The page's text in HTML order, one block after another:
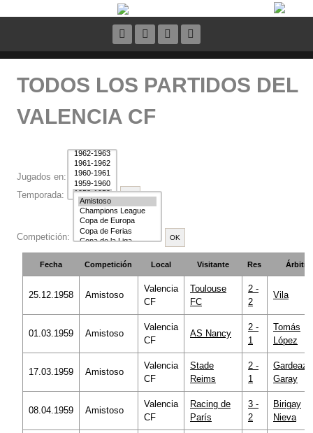
TODOS LOS PARTIDOS DEL
VALENCIA CF
Temporada:
Jugados en:
Competición:
Fecha Competición Local Visitante Res Árbitro
25.12.1958 Amistoso
Valencia
CF
Toulouse
FC
2 -
2
Vila
01.03.1959 Amistoso
Valencia
CF
AS Nancy
2 -
1
Tomás
López
17.03.1959 Amistoso
Valencia
CF
Stade
Reims
2 -
1
Garay
08.04.1959 Amistoso
Valencia
CF
Racing de
París
3 -
2
Birigay
Nieva